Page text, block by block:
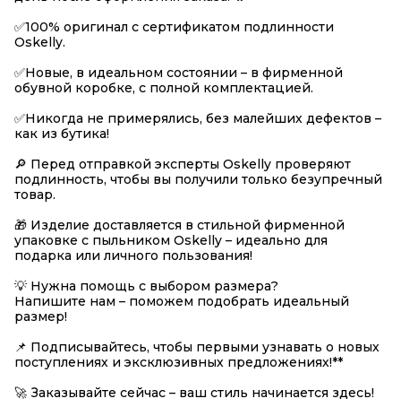
✅100% оригинал с сертификатом подлинности
Oskelly.
✅Новые, в идеальном состоянии – в фирменной
обувной коробке, с полной комплектацией.
✅Никогда не примерялись, без малейших дефектов –
как из бутика!
🔎 Перед отправкой эксперты Oskelly проверяют
подлинность, чтобы вы получили только безупречный
товар.
🎁 Изделие доставляется в стильной фирменной
упаковке с пыльником Oskelly – идеально для
подарка или личного пользования!
💡 Нужна помощь с выбором размера?
Напишите нам – поможем подобрать идеальный
размер!
📌 Подписывайтесь, чтобы первыми узнавать о новых
поступлениях и эксклюзивных предложениях!**
🚀 Заказывайте сейчас – ваш стиль начинается здесь!